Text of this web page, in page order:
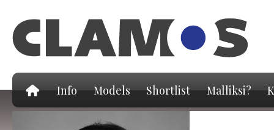
Info Models Shortlist Malliksi?